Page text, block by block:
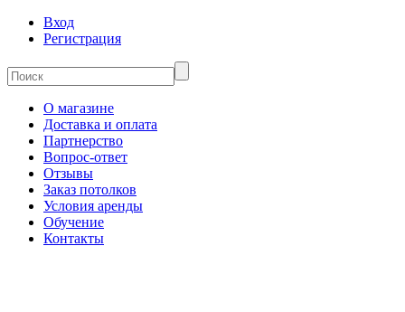
Вход
Регистрация
О магазине
Доставка и оплата
Партнерство
Вопрос-ответ
Отзывы
Заказ потолков
Условия аренды
Обучение
Контакты